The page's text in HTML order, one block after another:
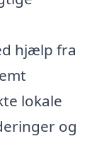
hjælp fra
lokale
og